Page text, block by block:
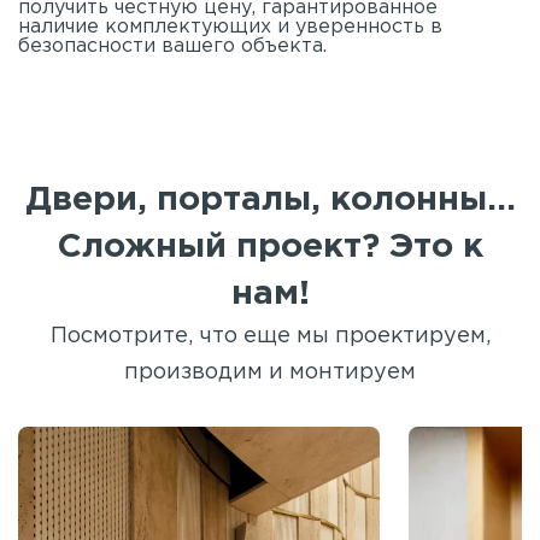
получить честную цену, гарантированное
наличие комплектующих и уверенность в
безопасности вашего объекта.
Двери, порталы, колонны...
Сложный проект? Это к
нам!
Посмотрите, что еще мы проектируем,
производим и монтируем